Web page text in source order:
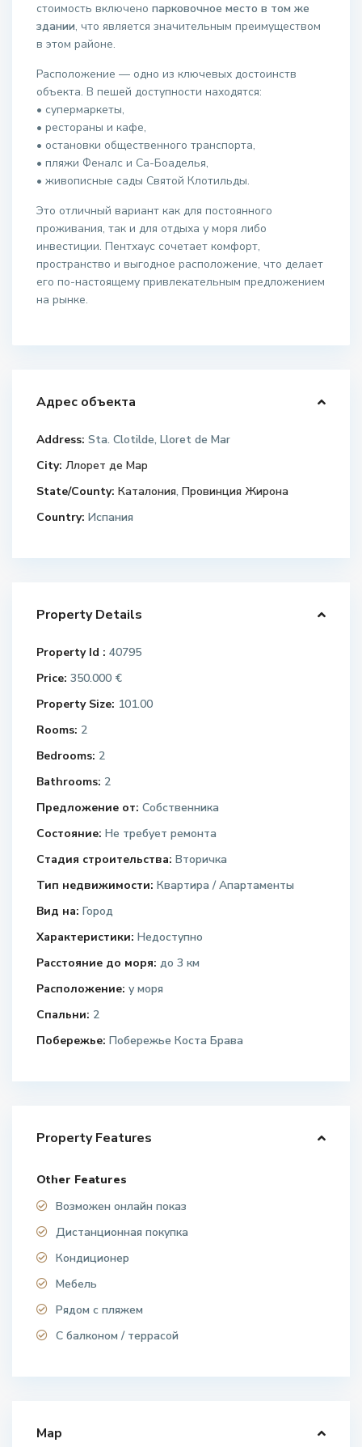
стоимость включенопарковочное место в том же
здании, что является значительным преимуществом
в этом районе.
Расположение — одно из ключевых достоинств
объекта. В пешей доступности находятся:
• супермаркеты,
• рестораны и кафе,
• остановки общественного транспорта,
• пляжи Феналс и Са-Боаделья,
• живописные сады Святой Клотильды.
Это отличный вариант как для постоянного
проживания, так и для отдыха у моря либо
инвестиции. Пентхаус сочетает комфорт,
пространство и выгодное расположение, что делает
его по-настоящему привлекательным предложением
на рынке.
Адрес объекта
Address: Sta. Clotilde, Lloret de Mar
City: Ллорет де Мар
State/County: Каталония,Провинция Жирона
Country: Испания
Property Details
Property Id : 40795
Price: 350.000 €
Property Size: 101.00
Rooms: 2
Bedrooms: 2
Bathrooms: 2
Предложение от: Собственника
Состояние: Не требует ремонта
Стадия строительства: Вторичка
Тип недвижимости: Квартира / Апартаменты
Вид на: Город
Характеристики: Недоступно
Расстояние до моря: до 3 км
Расположение: у моря
Спальни: 2
Побережье: Побережье Коста Брава
Property Features
Other Features
Возможен онлайн показ
Дистанционная покупка
Кондиционер
Мебель
Рядом с пляжем
С балконом / террасой
Map